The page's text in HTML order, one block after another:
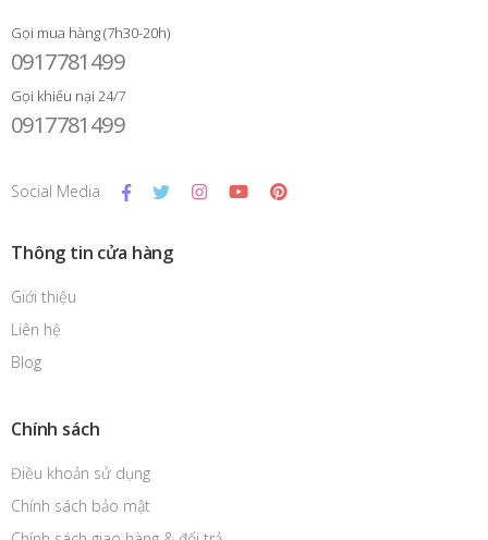
Gọi mua hàng (7h30-20h)
0917781499
Gọi khiếu nại 24/7
0917781499
Social Media
Thông tin cửa hàng
Giới thiệu
Liên hệ
Blog
Chính sách
Điều khoản sử dụng
Chính sách bảo mật